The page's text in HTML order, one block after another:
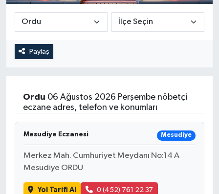
Paylaş
Ordu 06 Ağustos 2026 Perşembe nöbetçi
eczane adres, telefon ve konumları
Mesudiye Eczanesi Mesudiye
Merkez Mah. Cumhuriyet Meydanı No:14 A
Mesudiye ORDU
Yol Tarifi Al 0 (452) 761 22 37
Güncel
Kültür & Sanat
Resmi İlan
Spor